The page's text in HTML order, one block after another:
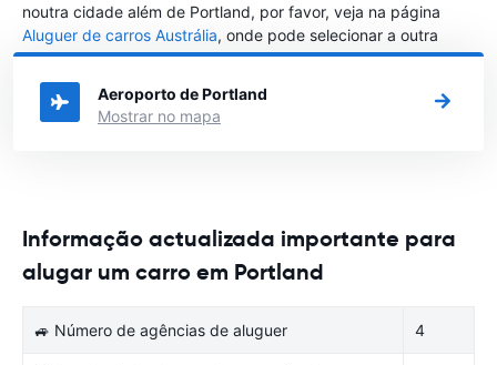
noutra cidade além de Portland, por favor, veja na página
Aluguer de carros Austrália, onde pode selecionar a outra
cidade em Austrália que gostaria de alugar um carro
Aeroporto de Portland
Mostrar no mapa
Informação actualizada importante para
alugar um carro em Portland
🚙 Número de agências de aluguer 4